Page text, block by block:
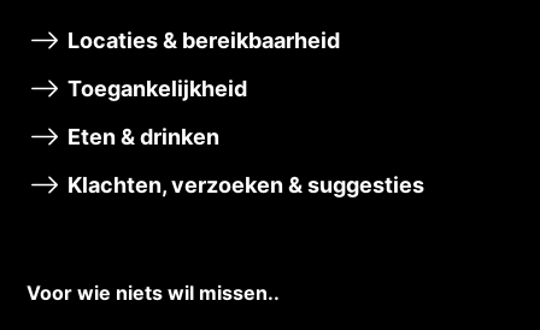
Locaties & bereikbaarheid
Toegankelijkheid
Eten & drinken
Klachten, verzoeken & suggesties
Voor wie niets wil missen..